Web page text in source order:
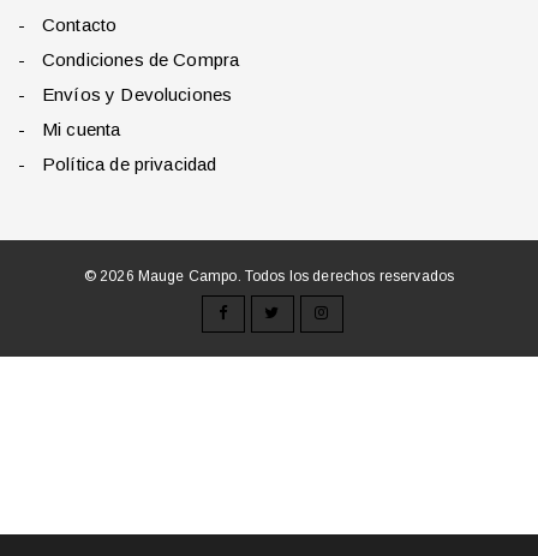
Contacto
Condiciones de Compra
Envíos y Devoluciones
Mi cuenta
Política de privacidad
© 2026 Mauge Campo. Todos los derechos reservados